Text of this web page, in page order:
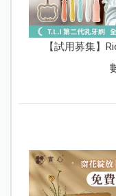
【試用募集】